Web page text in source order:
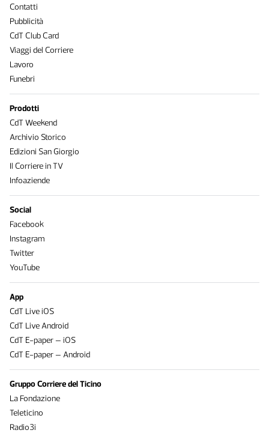
Contatti
Pubblicità
CdT Club Card
Viaggi del Corriere
Lavoro
Funebri
Prodotti
CdT Weekend
Archivio Storico
Edizioni San Giorgio
Il Corriere in TV
Infoaziende
Social
Facebook
Instagram
Twitter
YouTube
App
CdT Live iOS
CdT Live Android
CdT E-paper – iOS
CdT E-paper – Android
Gruppo Corriere del Ticino
La Fondazione
Teleticino
Radio3i